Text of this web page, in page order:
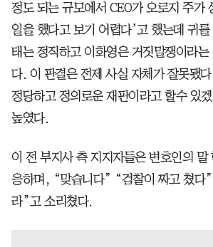
정도 되는 규모에서 CEO가 오로지 주가
일을 했다고 보기 어렵다’고 했는데 귀
태는 정직하고 이화영은 거짓말쟁이라는
다. 이 판결은 전제 사실 자체가 잘못됐
정당하고 정의로운 재판이라고 할수 있
높였다.
이 전 부지사 측 지지자들은 변호인의 말
응하며, “맞습니다” “검찰이 짜고 쳤다
라”고 소리쳤다.